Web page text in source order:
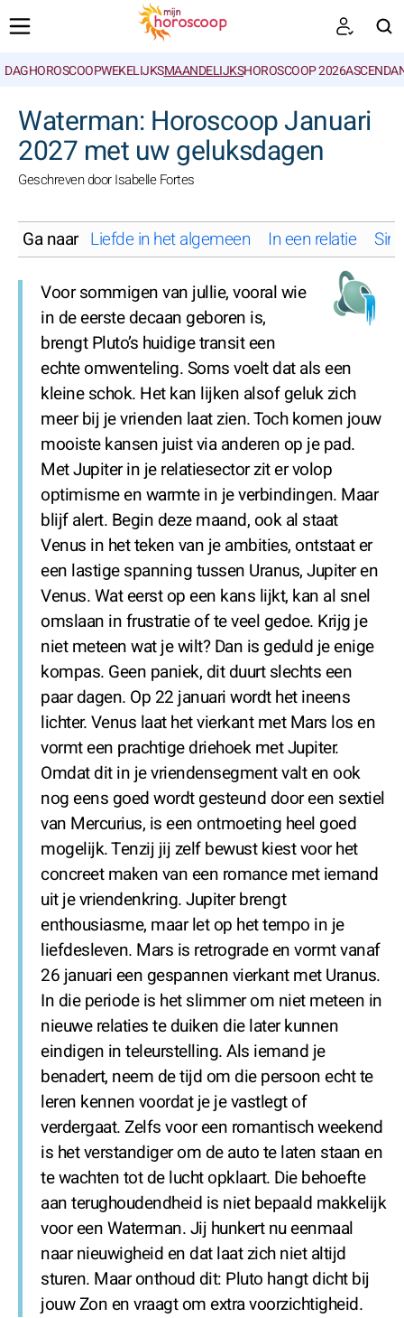
DAGHOROSCOOPWEKELIJKSMAANDELIJKSHOROSCOOP 2026
Waterman: Horoscoop Januari
2027 met uw geluksdagen
Geschreven door Isabelle Fortes
Ga naar Liefde in het algemeen In een relatie
Voor sommigen van jullie, vooral wie
in de eerste decaan geboren is,
brengt Pluto’s huidige transit een
echte omwenteling. Soms voelt dat als een
kleine schok. Het kan lijken alsof geluk zich
meer bij je vrienden laat zien. Toch komen jouw
mooiste kansen juist via anderen op je pad.
Met Jupiter in je relatiesector zit er volop
optimisme en warmte in je verbindingen. Maar
blijf alert. Begin deze maand, ook al staat
Venus in het teken van je ambities, ontstaat er
een lastige spanning tussen Uranus, Jupiter en
Venus. Wat eerst op een kans lijkt, kan al snel
omslaan in frustratie of te veel gedoe. Krijg je
niet meteen wat je wilt? Dan is geduld je enige
kompas. Geen paniek, dit duurt slechts een
paar dagen. Op 22 januari wordt het ineens
lichter. Venus laat het vierkant met Mars los en
vormt een prachtige driehoek met Jupiter.
Omdat dit in je vriendensegment valt en ook
nog eens goed wordt gesteund door een sextiel
van Mercurius, is een ontmoeting heel goed
mogelijk. Tenzij jij zelf bewust kiest voor het
concreet maken van een romance met iemand
uit je vriendenkring. Jupiter brengt
enthousiasme, maar let op het tempo in je
liefdesleven. Mars is retrograde en vormt vanaf
26 januari een gespannen vierkant met Uranus.
In die periode is het slimmer om niet meteen in
nieuwe relaties te duiken die later kunnen
eindigen in teleurstelling. Als iemand je
benadert, neem de tijd om die persoon echt te
leren kennen voordat je je vastlegt of
verdergaat. Zelfs voor een romantisch weekend
is het verstandiger om de auto te laten staan en
te wachten tot de lucht opklaart. Die behoefte
aan terughoudendheid is niet bepaald makkelijk
voor een Waterman. Jij hunkert nu eenmaal
naar nieuwigheid en dat laat zich niet altijd
sturen. Maar onthoud dit: Pluto hangt dicht bij
jouw Zon en vraagt om extra voorzichtigheid.